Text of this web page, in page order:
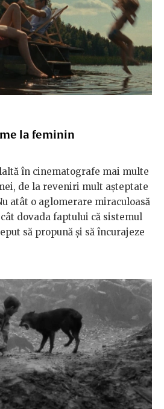
la feminin
în cinematografe mai multe
de la reveniri mult așteptate
atât o aglomerare miraculoasă
dovada faptului că sistemul
să propună și să încurajeze